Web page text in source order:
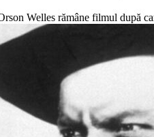
Welles rămâne filmul după